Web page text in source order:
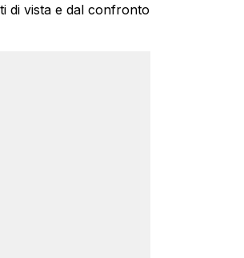
di vista e dal confronto